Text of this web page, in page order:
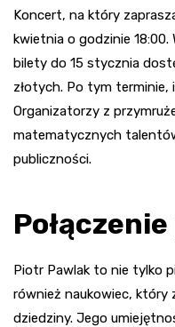
Koncert, na który
kwietnia o godzinie
bilety do 15 stycznia
złotych. Po tym
Organizatorzy z
matematycznych
publiczności.
Piotr Pawlak to nie tylko
również naukowiec, który
dziedziny. Jego